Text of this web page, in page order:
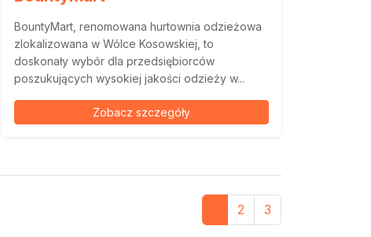
BountyMart, renomowana hurtownia odzieżowa
zlokalizowana w Wólce Kosowskiej, to
doskonały wybór dla przedsiębiorców
poszukujących wysokiej jakości odzieży w...
Zobacz szczegóły
2 3